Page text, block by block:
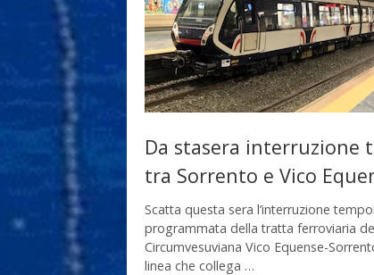
Da stasera interruzione
tra Sorrento e Vico
Scatta questa sera l’interruzione
programmata della tratta ferroviaria
Circumvesuviana Vico Equense-
linea che collega …